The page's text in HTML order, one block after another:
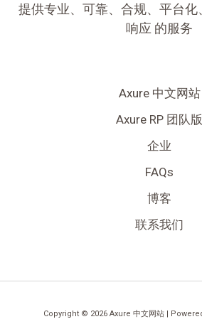
提供专业、可靠、合规、平台化
响应 的服务
Axure 中文网站
Axure RP 团队版
企业
FAQs
博客
联系我们
Copyright © 2026 Axure 中文网站 |